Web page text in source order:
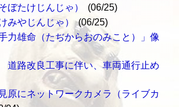
ぼたけじんじゃ）
(06/25)
みやじんじゃ）(06/25)
力雄命（たぢからおのみこと）」像
路改良工事に伴い、車両通行止め
原にネットワークカメラ（ライブカ